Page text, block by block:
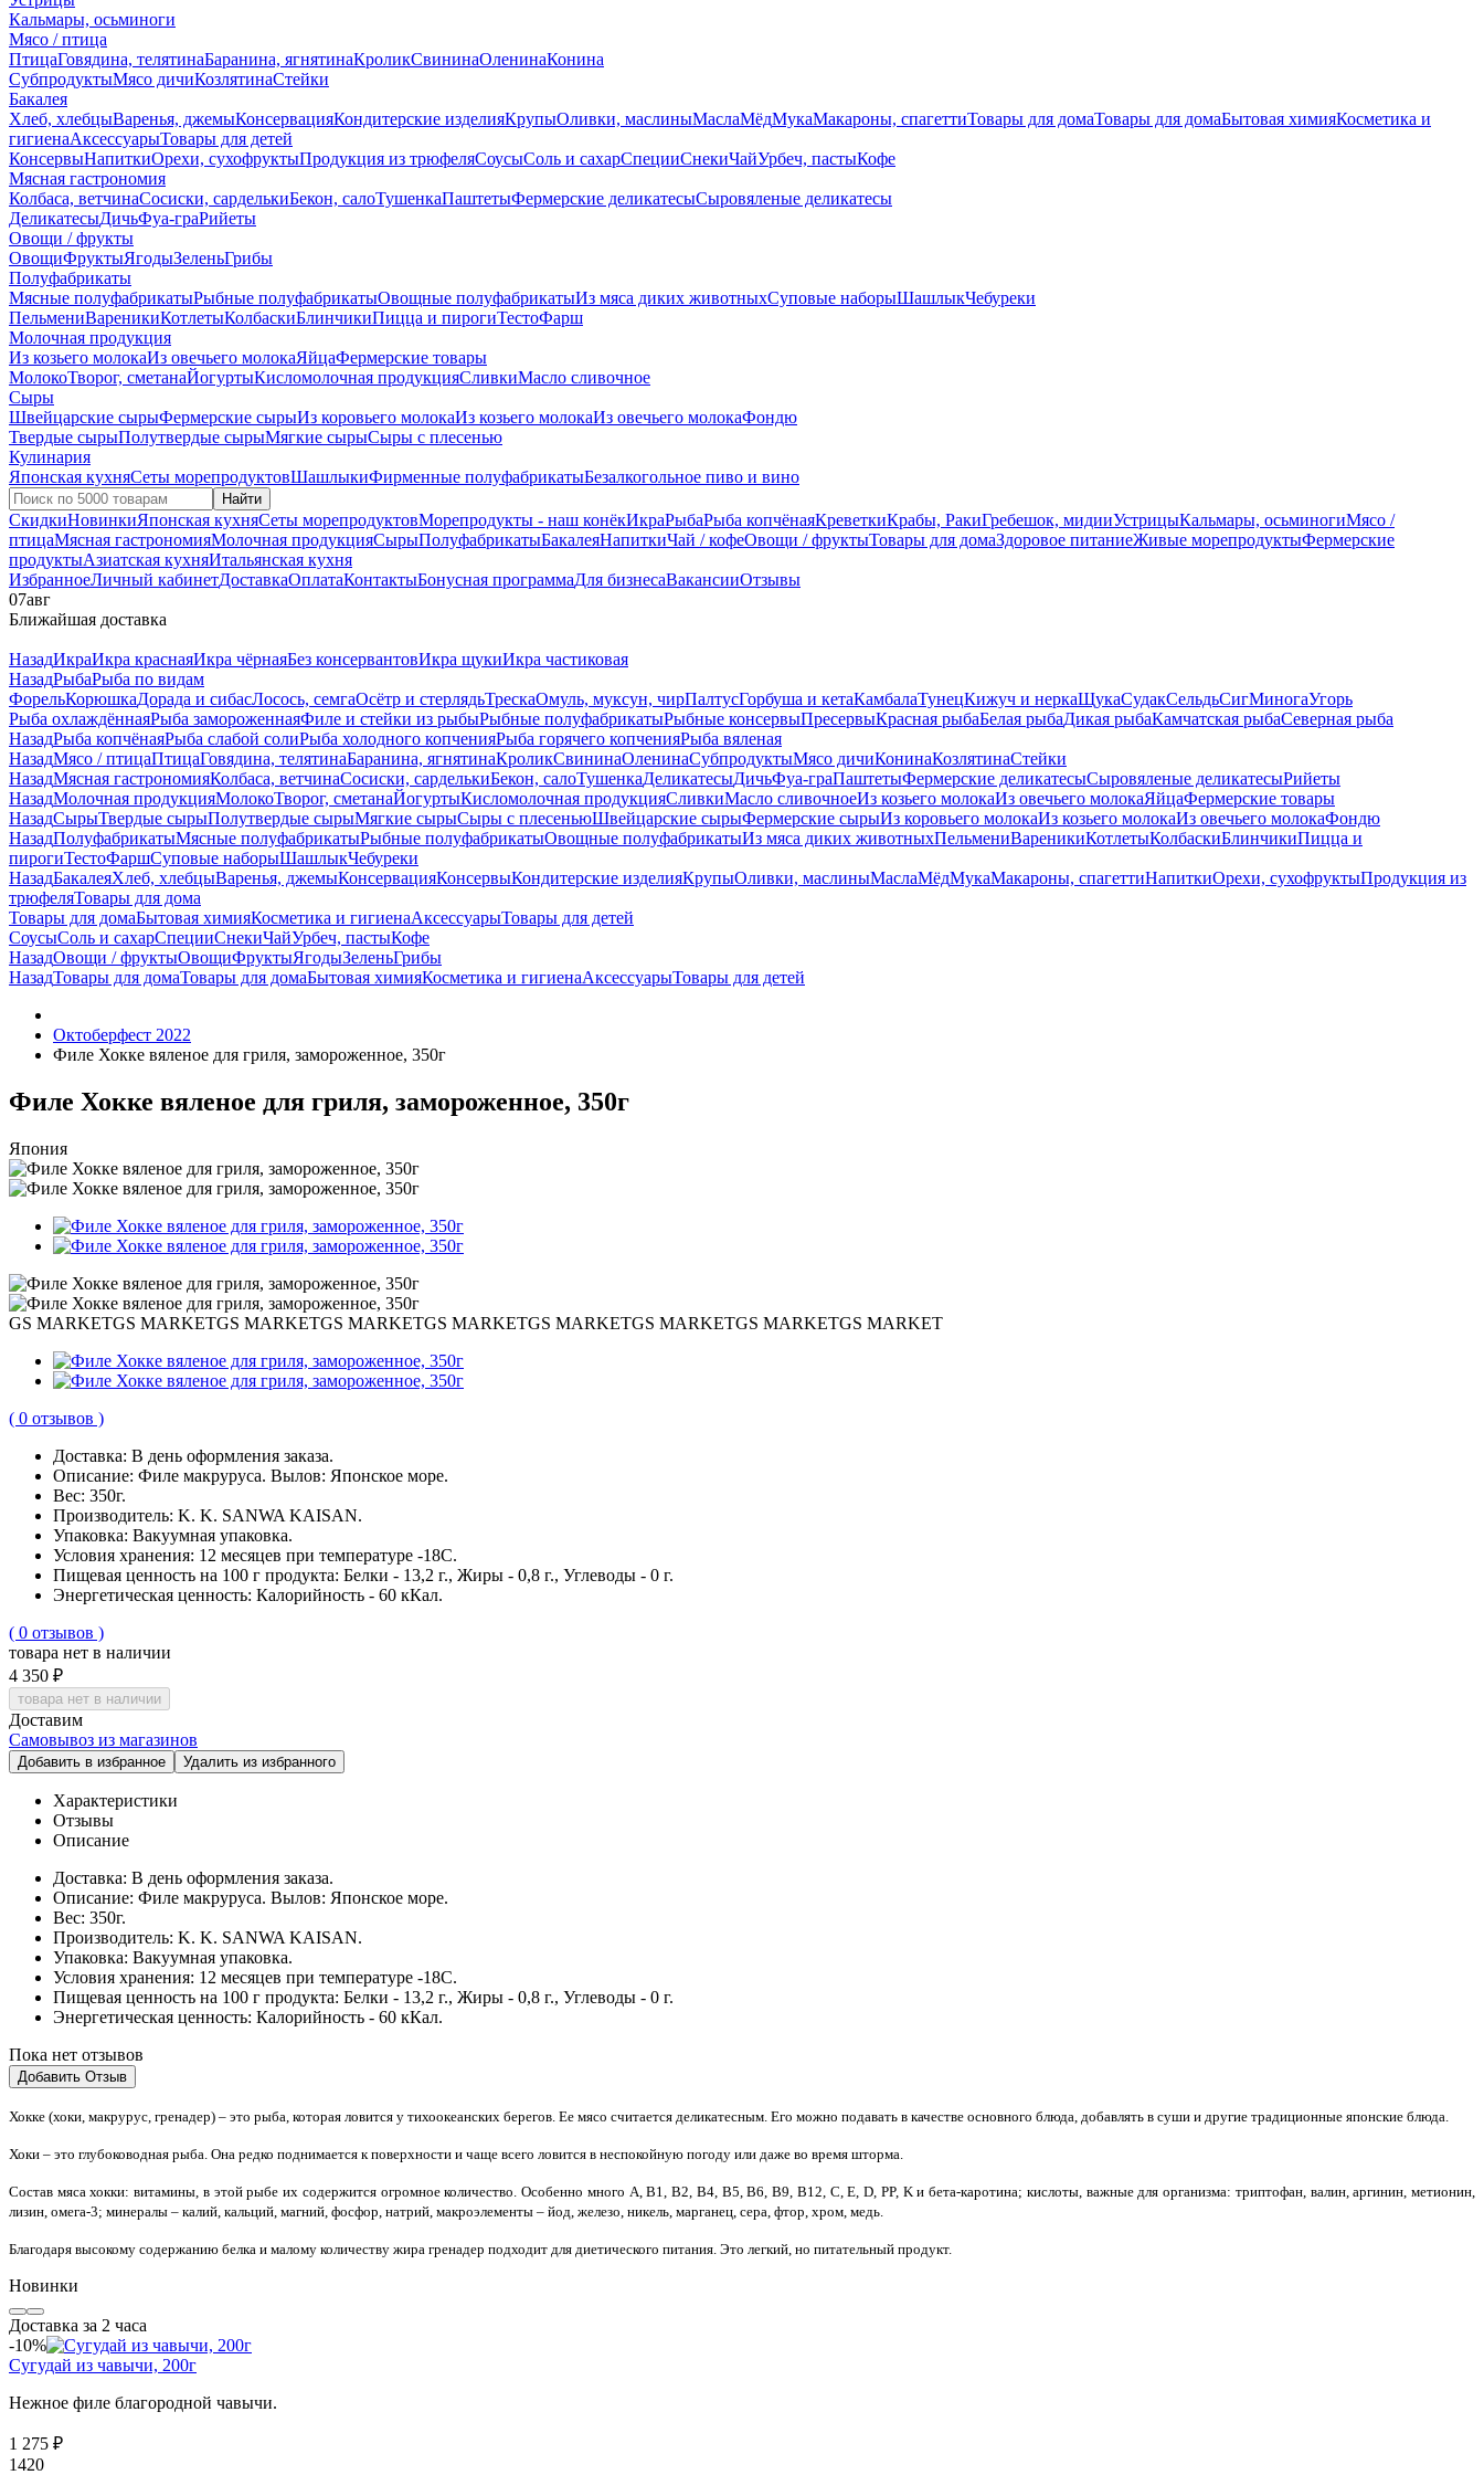
Кальмары, осьминоги
Мясо / птица
ПтицаГовядина, телятинаБаранина, ягнятинаКроликСвининаОленинаКонина
СубпродуктыМясо дичиКозлятинаСтейки
Бакалея
Хлеб, хлебцыВаренья, джемыКонсервацияКондитерские изделияКрупыОливки, маслиныМаслаМёдМукаМакароны, спагеттиТовары для домаТовары для домаБытовая химияКосметика и
гигиенаАксессуарыТовары для детей
КонсервыНапиткиОрехи, сухофруктыПродукция из трюфеляСоусыСоль и сахарСпецииСнекиЧайУрбеч, пастыКофе
Мясная гастрономия
Колбаса, ветчинаСосиски, сарделькиБекон, салоТушенкаПаштетыФермерские деликатесыСыровяленые деликатесы
ДеликатесыДичьФуа-граРийеты
Овощи / фрукты
ОвощиФруктыЯгодыЗеленьГрибы
Полуфабрикаты
Мясные полуфабрикатыРыбные полуфабрикатыОвощные полуфабрикатыИз мяса диких животныхСуповые наборыШашлыкЧебуреки
ПельмениВареникиКотлетыКолбаскиБлинчикиПицца и пирогиТестоФарш
Молочная продукция
Из козьего молокаИз овечьего молокаЯйцаФермерские товары
МолокоТворог, сметанаЙогуртыКисломолочная продукцияСливкиМасло сливочное
Сыры
Швейцарские сырыФермерские сырыИз коровьего молокаИз козьего молокаИз овечьего молокаФондю
Твердые сырыПолутвердые сырыМягкие сырыСыры c плесенью
Кулинария
Японская кухняСеты морепродуктовШашлыкиФирменные полуфабрикатыБезалкогольное пиво и вино
Найти
СкидкиНовинкиЯпонская кухняСеты морепродуктовМорепродукты - наш конёкИкраРыбаРыба копчёнаяКреветкиКрабы, РакиГребешок, мидииУстрицыКальмары, осьминогиМясо /
птицаМясная гастрономияМолочная продукцияСырыПолуфабрикатыБакалеяНапиткиЧай / кофеОвощи / фруктыТовары для домаЗдоровое питаниеЖивые морепродуктыФермерские
продуктыАзиатская кухняИтальянская кухня
ИзбранноеЛичный кабинетДоставкаОплатаКонтактыБонусная программаДля бизнесаВакансииОтзывы
07авг
Ближайшая доставка
НазадИкраИкра краснаяИкра чёрнаяБез консервантовИкра щукиИкра частиковая
НазадРыбаРыба по видам
ФорельКорюшкаДорада и сибасЛосось, семгаОсётр и стерлядьТрескаОмуль, муксун, чирПалтусГорбуша и кетаКамбалаТунецКижуч и неркаЩукаСудакСельдьСигМиногаУгорь
Рыба охлаждённаяРыба замороженнаяФиле и стейки из рыбыРыбные полуфабрикатыРыбные консервыПресервыКрасная рыбаБелая рыбаДикая рыбаКамчатская рыбаСеверная рыба
НазадРыба копчёнаяРыба слабой солиРыба холодного копченияРыба горячего копченияРыба вяленая
НазадМясо / птицаПтицаГовядина, телятинаБаранина, ягнятинаКроликСвининаОленинаСубпродуктыМясо дичиКонинаКозлятинаСтейки
НазадМясная гастрономияКолбаса, ветчинаСосиски, сарделькиБекон, салоТушенкаДеликатесыДичьФуа-граПаштетыФермерские деликатесыСыровяленые деликатесыРийеты
НазадМолочная продукцияМолокоТворог, сметанаЙогуртыКисломолочная продукцияСливкиМасло сливочноеИз козьего молокаИз овечьего молокаЯйцаФермерские товары
НазадСырыТвердые сырыПолутвердые сырыМягкие сырыСыры c плесеньюШвейцарские сырыФермерские сырыИз коровьего молокаИз козьего молокаИз овечьего молокаФондю
НазадПолуфабрикатыМясные полуфабрикатыРыбные полуфабрикатыОвощные полуфабрикатыИз мяса диких животныхПельмениВареникиКотлетыКолбаскиБлинчикиПицца и
пирогиТестоФаршСуповые наборыШашлыкЧебуреки
НазадБакалеяХлеб, хлебцыВаренья, джемыКонсервацияКонсервыКондитерские изделияКрупыОливки, маслиныМаслаМёдМукаМакароны, спагеттиНапиткиОрехи, сухофруктыПродукция из
трюфеляТовары для дома
Товары для домаБытовая химияКосметика и гигиенаАксессуарыТовары для детей
СоусыСоль и сахарСпецииСнекиЧайУрбеч, пастыКофе
НазадОвощи / фруктыОвощиФруктыЯгодыЗеленьГрибы
НазадТовары для домаТовары для домаБытовая химияКосметика и гигиенаАксессуарыТовары для детей
Октоберфест 2022
Филе Хокке вяленое для гриля, замороженное, 350г
Филе Хокке вяленое для гриля, замороженное, 350г
Япония
GS MARKETGS MARKETGS MARKETGS MARKETGS MARKETGS MARKETGS MARKETGS MARKETGS MARKET
( 0 отзывов )
Доставка: В день оформления заказа.
Описание: Филе макруруса. Вылов: Японское море.
Вес: 350г.
Производитель: K. K. SANWA KAISAN.
Упаковка: Вакуумная упаковка.
Условия хранения: 12 месяцев при температуре -18С.
Пищевая ценность на 100 г продукта: Белки - 13,2 г., Жиры - 0,8 г., Углеводы - 0 г.
Энергетическая ценность: Калорийность - 60 кКал.
( 0 отзывов )
товара нет в наличии
4 350 ₽
товара нет в наличии
Доставим
Самовывоз из магазинов
Добавить в избранное Удалить из избранного
Характеристики
Отзывы
Описание
Доставка: В день оформления заказа.
Описание: Филе макруруса. Вылов: Японское море.
Вес: 350г.
Производитель: K. K. SANWA KAISAN.
Упаковка: Вакуумная упаковка.
Условия хранения: 12 месяцев при температуре -18С.
Пищевая ценность на 100 г продукта: Белки - 13,2 г., Жиры - 0,8 г., Углеводы - 0 г.
Энергетическая ценность: Калорийность - 60 кКал.
Пока нет отзывов
Добавить Отзыв
Хокке (хоки, макрурус, гренадер) – это рыба, которая ловится у тихоокеанских берегов. Ее мясо считается деликатесным. Его можно подавать в качестве основного блюда, добавлять в суши и другие традиционные японские блюда.
Хоки – это глубоководная рыба. Она редко поднимается к поверхности и чаще всего ловится в неспокойную погоду или даже во время шторма.
Состав мяса хокки: витамины, в этой рыбе их содержится огромное количество. Особенно много A, B1, B2, B4, B5, B6, B9, B12, C, E, D, PP, K и бета-каротина; кислоты, важные для организма: триптофан, валин, аргинин, метионин,
лизин, омега-3; минералы – калий, кальций, магний, фосфор, натрий, макроэлементы – йод, железо, никель, марганец, сера, фтор, хром, медь.
Благодаря высокому содержанию белка и малому количеству жира гренадер подходит для диетического питания. Это легкий, но питательный продукт.
Новинки
Доставка за 2 часа
-10%
Сугудай из чавычи, 200г
Нежное филе благородной чавычи.
1 275 ₽
1420